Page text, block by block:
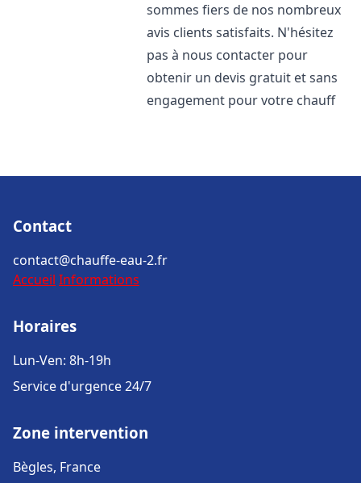
sommes fiers de nos nombreux
avis clients satisfaits. N'hésitez
pas à nous contacter pour
obtenir un devis gratuit et sans
engagement pour votre chauff
Contact
contact@chauffe-eau-2.fr
Accueil Informations
Horaires
Lun-Ven: 8h-19h
Service d'urgence 24/7
Zone intervention
Bègles, France